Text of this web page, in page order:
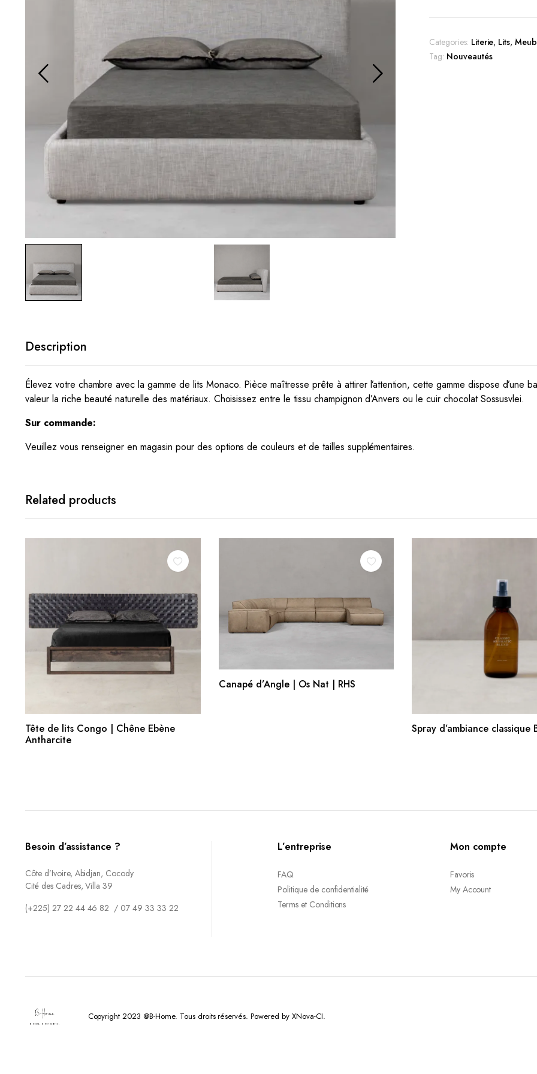
Categories: Literie, Lits,
Tag: Nouveautés
Description
Élevez votre chambre avec la gamme de lits Monaco. Pièce maîtresse prête à attirer l’attention, cette gamme dispose d’une
valeur la riche beauté naturelle des matériaux. Choisissez entre le tissu champignon d’Anvers ou le cuir chocolat Sossusvlei.
Sur commande:
Veuillez vous renseigner en magasin pour des options de couleurs et de tailles supplémentaires.
Related products
AJOUTER AU PANIER
Tête de lits Congo | Chêne Ebène
Antharcite
AJOUTER AU PANIER
Canapé d’Angle | Os Nat | RHS
AJOUTER AU
Spray d’ambiance classique
Besoin d’assistance ?
Côte d’Ivoire, Abidjan, Cocody
Cité des Cadres, Villa 39
(+225) 27 22 44 46 82 / 07 49 33 33 22
L’entreprise
FAQ
Politique de confidentialité
Terms et Conditions
Mon compte
Favoris
My Account
Copyright 2023 @B-Home. Tous droits réservés. Powered by XNova-CI.